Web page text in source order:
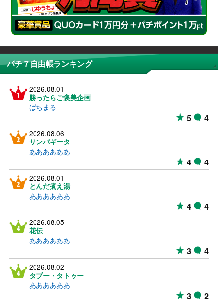
パチ７自由帳ランキング
2026.08.01
勝ったらご褒美企画
ぱちまる
5 4
2026.08.06
サンパギータ
ああああああ
4 4
2026.08.01
とんだ煮え湯
ああああああ
4 4
2026.08.05
花伝
ああああああ
3 4
2026.08.02
タブー・タトゥー
ああああああ
3 2